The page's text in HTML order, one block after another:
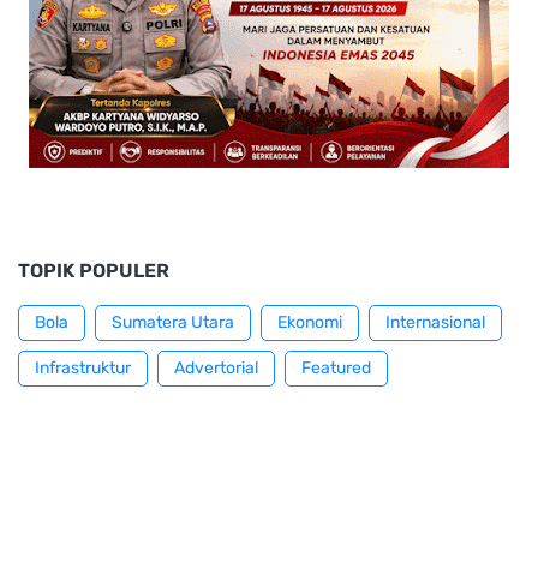
TOPIK POPULER
Bola Sumatera Utara Ekonomi Internasional
Infrastruktur Advertorial Featured